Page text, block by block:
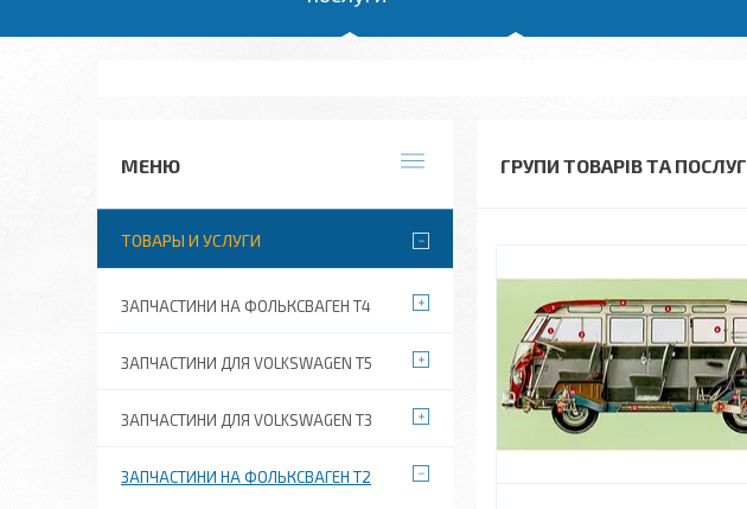
ГРУПИ ТОВАРІВ ТА ПОСЛУГ
ТОВАРЫ И УСЛУГИ
ЗАПЧАСТИНИ НА ФОЛЬКСВАГЕН Т4
ЗАПЧАСТИНИ ДЛЯ VOLKSWAGEN T5
ЗАПЧАСТИНИ ДЛЯ VOLKSWAGEN T3
ЗАПЧАСТИНИ НА ФОЛЬКСВАГЕН Т2